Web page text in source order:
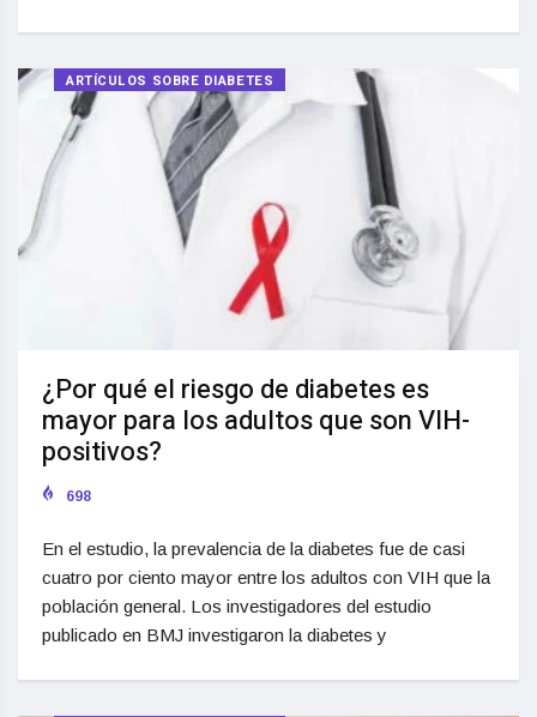
ARTÍCULOS SOBRE DIABETES
¿Por qué el riesgo de diabetes es
mayor para los adultos que son VIH-
positivos?
698
En el estudio, la prevalencia de la diabetes fue de casi
cuatro por ciento mayor entre los adultos con VIH que la
población general. Los investigadores del estudio
publicado en BMJ investigaron la diabetes y